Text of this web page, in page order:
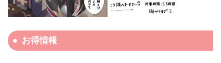
お得情報